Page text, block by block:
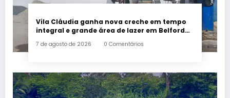
Vila Cláudia ganha nova creche em tempo
integral e grande área de lazer em Belford
7 de agosto de 2026 0 Comentários